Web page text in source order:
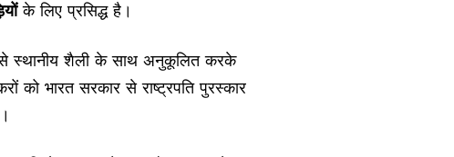
के लिए प्रसिद्ध है।
इसे स्थानीय शैली के साथ अनुकूलित करके
को भारत सरकार से राष्ट्रपति पुरस्कार